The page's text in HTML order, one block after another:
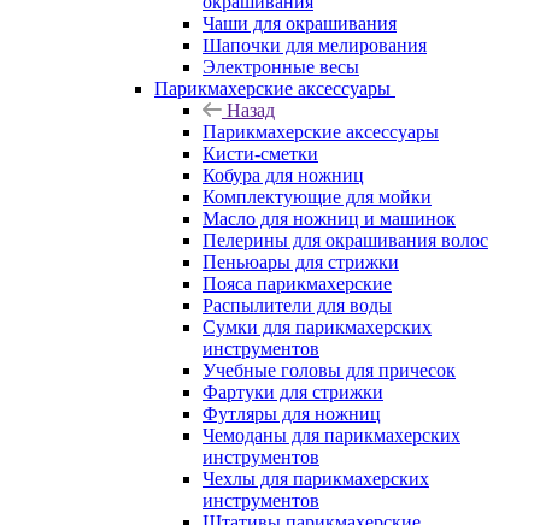
Чаши для окрашивания
Шапочки для мелирования
Электронные весы
Парикмахерские аксессуары
Назад
Парикмахерские аксессуары
Кисти-сметки
Кобура для ножниц
Комплектующие для мойки
Масло для ножниц и машинок
Пелерины для окрашивания волос
Пеньюары для стрижки
Пояса парикмахерские
Распылители для воды
Сумки для парикмахерских
инструментов
Учебные головы для причесок
Фартуки для стрижки
Футляры для ножниц
Чемоданы для парикмахерских
инструментов
Чехлы для парикмахерских
инструментов